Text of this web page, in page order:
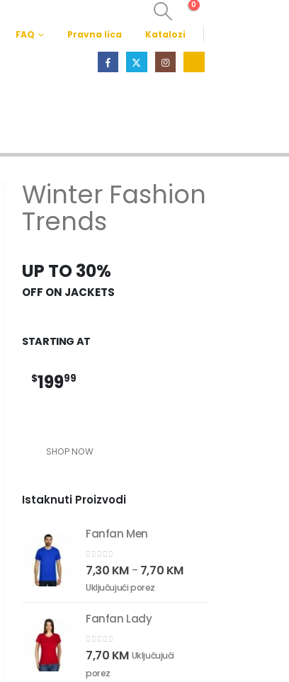
0
FAQ Pravna lica Katalozi
Winter Fashion
Trends
UP TO 30%
OFF ON JACKETS
STARTING AT
$19999
SHOP NOW
Istaknuti Proizvodi
Fanfan Men
0out of 5
7,30 KM – 7,70 KM
Uključujući porez
Fanfan Lady
0out of 5
7,70 KM Uključujući
porez